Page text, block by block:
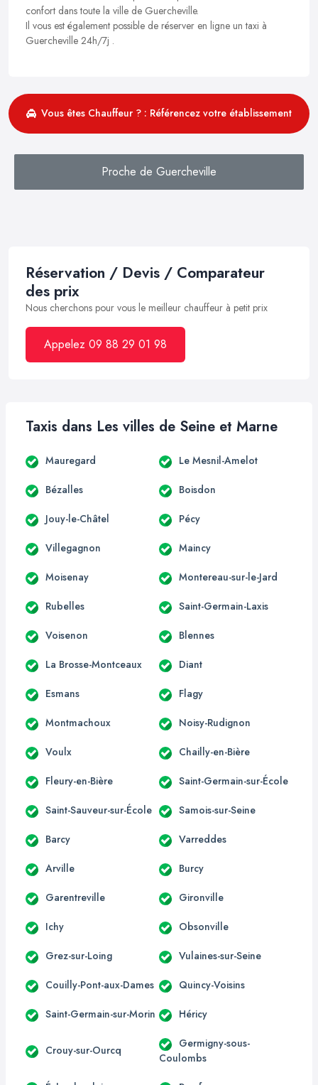
confort dans toute la ville de Guercheville.
Il vous est également possible de réserver en ligne un taxi à
Guercheville 24h/7j .
Vous êtes Chauffeur ? : Référencez votre établissement
Proche de Guercheville
Réservation / Devis / Comparateur
des prix
Nous cherchons pour vous le meilleur chauffeur à petit prix
Appelez 09 88 29 01 98
Taxis dans Les villes de Seine et Marne
Mauregard Le Mesnil-Amelot
Bézalles Boisdon
Jouy-le-Châtel Pécy
Villegagnon Maincy
Moisenay Montereau-sur-le-Jard
Rubelles Saint-Germain-Laxis
Voisenon Blennes
La Brosse-Montceaux Diant
Esmans Flagy
Montmachoux Noisy-Rudignon
Voulx Chailly-en-Bière
Fleury-en-Bière Saint-Germain-sur-École
Saint-Sauveur-sur-École Samois-sur-Seine
Barcy Varreddes
Arville Burcy
Garentreville Gironville
Ichy Obsonville
Grez-sur-Loing Vulaines-sur-Seine
Couilly-Pont-aux-Dames Quincy-Voisins
Saint-Germain-sur-Morin Héricy
Crouy-sur-Ourcq
Germigny-sous-
Coulombs